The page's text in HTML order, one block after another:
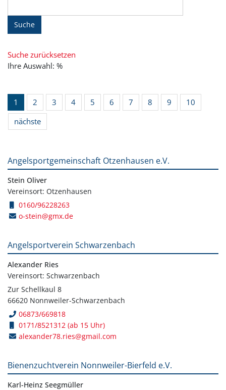
Suche
Suche zurücksetzen
Ihre Auswahl: %
1 2 3 4 5 6 7 8 9
10
nächste
Angelsportgemeinschaft Otzenhausen e.V.
Stein Oliver
Vereinsort: Otzenhausen
0160/96228263
o-stein@gmx.de
Angelsportverein Schwarzenbach
Alexander Ries
Vereinsort: Schwarzenbach
Zur Schellkaul 8
66620 Nonnweiler-Schwarzenbach
06873/669818
0171/8521312 (ab 15 Uhr)
alexander78.ries@gmail.com
Bienenzuchtverein Nonnweiler-Bierfeld e.V.
Karl-Heinz Seegmüller